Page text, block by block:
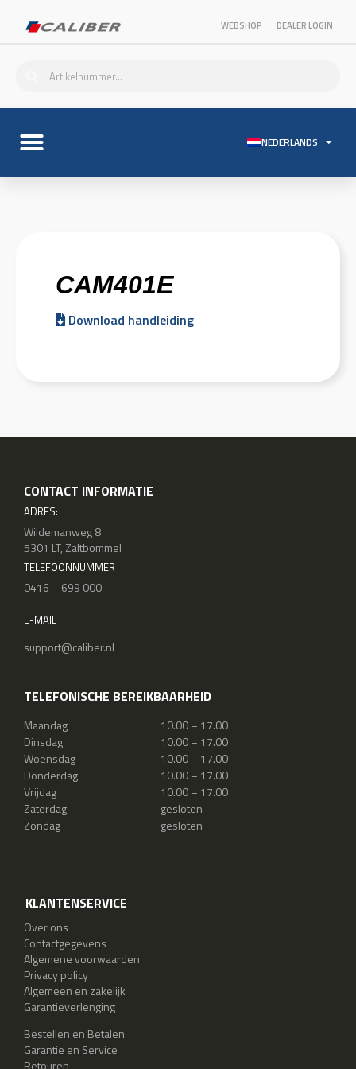
WEBSHOP DEALER LOGIN
NEDERLANDS
CAM401E
Download handleiding
CONTACT INFORMATIE
ADRES:
Wildemanweg 8
5301 LT, Zaltbommel
TELEFOONNUMMER
0416 – 699 000
E-MAIL
support@caliber.nl
TELEFONISCHE BEREIKBAARHEID
Maandag
10.00 – 17.00
Dinsdag
10.00 – 17.00
Woensdag
10.00 – 17.00
Donderdag
10.00 – 17.00
Vrijdag
10.00 – 17.00
Zaterdag
gesloten
Zondag
gesloten
KLANTENSERVICE
Over ons
Contactgegevens
Algemene voorwaarden
Privacy policy
Algemeen en zakelijk
Garantieverlenging
Bestellen en Betalen
Garantie en Service
Retouren